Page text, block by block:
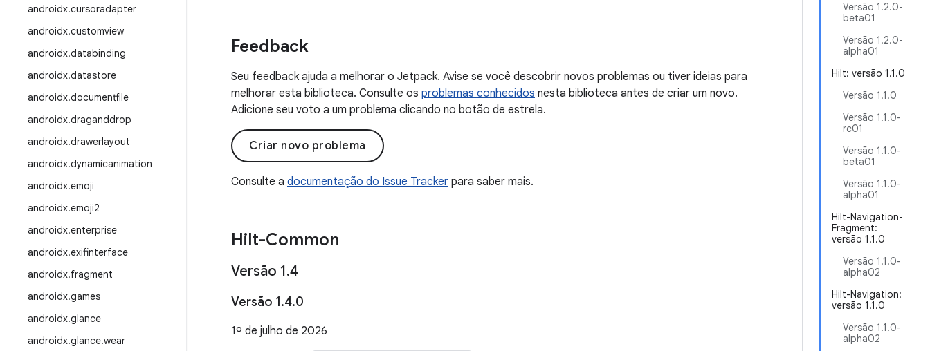
androidx.cursoradapter
androidx.customview
androidx.databinding
androidx.datastore
androidx.documentfile
androidx.draganddrop
androidx.drawerlayout
androidx.dynamicanimation
androidx.emoji
androidx.emoji2
androidx.enterprise
androidx.exifinterface
androidx.fragment
androidx.games
androidx.glance
androidx.glance.wear
Versão 1.2.0-
beta01
Versão 1.2.0-
alpha01
Hilt: versão 1.1.0
Versão 1.1.0
Versão 1.1.0-
rc01
Versão 1.1.0-
beta01
Versão 1.1.0-
alpha01
Hilt-Navigation-
Fragment:
versão 1.1.0
Versão 1.1.0-
alpha02
Hilt-Navigation:
versão 1.1.0
Versão 1.1.0-
alpha02
Feedback
Seu feedback ajuda a melhorar o Jetpack. Avise se você descobrir novos problemas ou tiver ideias para
melhorar esta biblioteca. Consulte os problemas conhecidos nesta biblioteca antes de criar um novo.
Adicione seu voto a um problema clicando no botão de estrela.
Criar novo problema
Consulte a documentação do Issue Tracker para saber mais.
Hilt-Common
Versão 1.4
Versão 1.4.0
1º de julho de 2026